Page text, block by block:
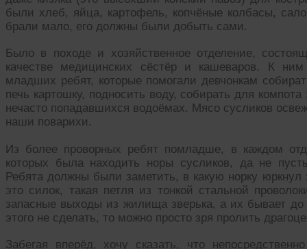
были хлеб, яйца, картофель, копчёные колбасы,
брали мало, его должны были добыть сами.
Было в походе и хозяйственное отделение,
качестве медицинских сёстёр и кашеваров. К
младших ребят, которые помогали девчонкам
печь картошку, подносить воду, собирать для
нечасто попадавшихся водоёмах. Мясо сусликов
наши поварихи.
Из более проворных ребят помладше, в каждом
которых была находить норы сусликов, да не
Ребята должны были заметить, в какую норку
это силок, такая петля из тонкой стальной
запасные выходы из жилища зверька, а их бывает
этого не сделать, то можно просто зря пролить
Забегая вперёд, хочу сказать, что